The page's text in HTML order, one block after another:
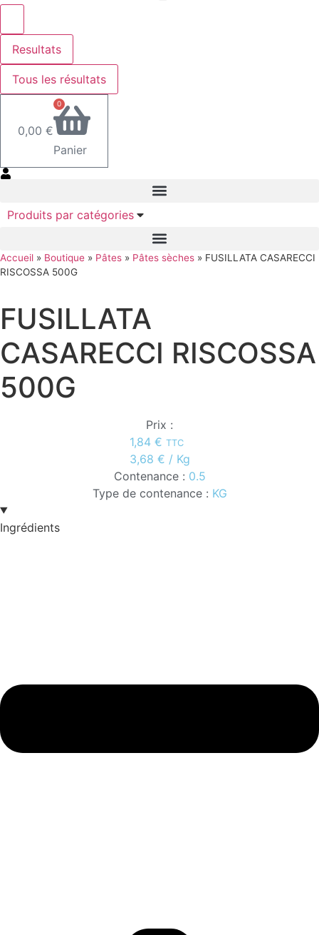
Resultats
Tous les résultats
0,00 €
0
Panier
Produits par catégories
Accueil » Boutique » Pâtes » Pâtes sèches » FUSILLATA CASARECCI
RISCOSSA 500G
FUSILLATA
CASARECCI RISCOSSA
500G
Prix :
1,84 € TTC
3,68 € / Kg
Contenance : 0.5
Type de contenance : KG
Ingrédients